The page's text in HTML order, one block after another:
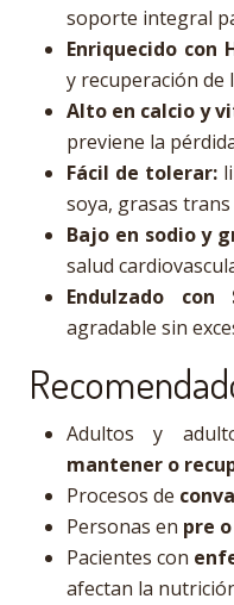
soporte integral
Enriquecido con
y recuperación de
Alto en calcio y
previene la
Fácil de tolerar:
soya, grasas
Bajo en sodio y
salud
Endulzado con
agradable sin
Adultos y
mantener o
Procesos de
Personas en pre
Pacientes con
afectan la